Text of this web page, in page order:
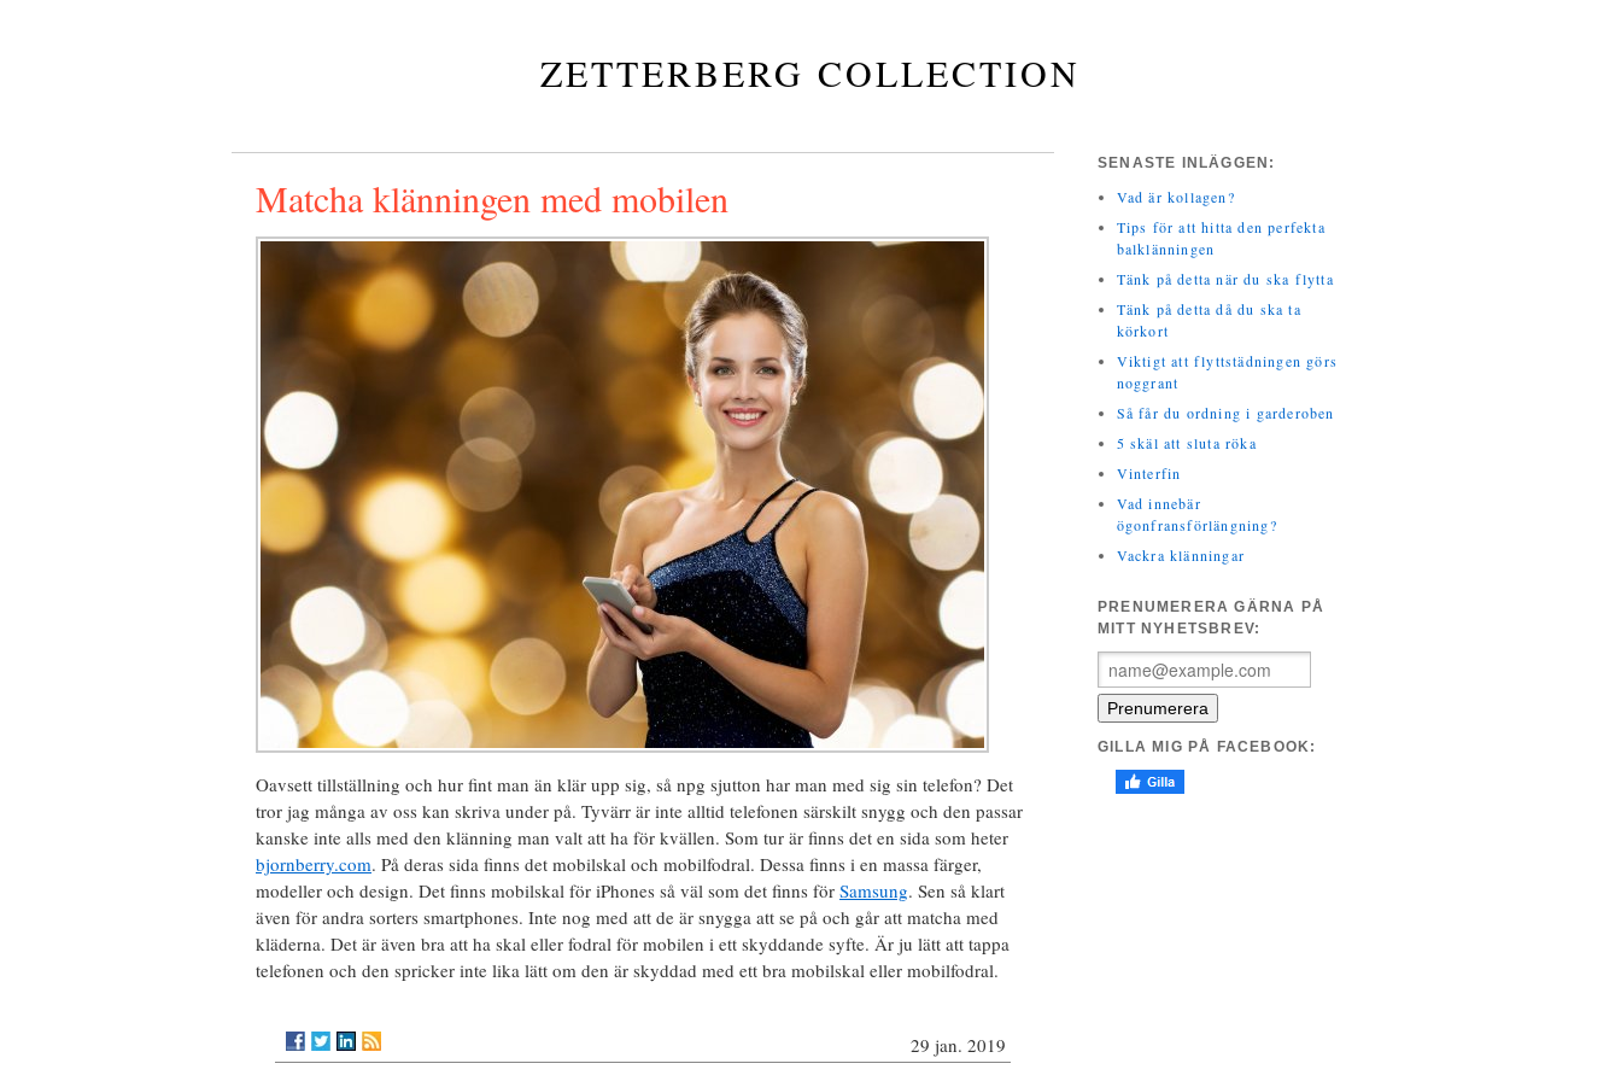
ZETTERBERG COLLECTION
Matcha klänningen med mobilen
Oavsett tillställning och hur fint man än klär upp sig, så npg sjutton har man med sig sin telefon? Det
tror jag många av oss kan skriva under på. Tyvärr är inte alltid telefonen särskilt snygg och den passar
kanske inte alls med den klänning man valt att ha för kvällen. Som tur är finns det en sida som heter
bjornberry.com. På deras sida finns det mobilskal och mobilfodral. Dessa finns i en massa färger,
modeller och design. Det finns mobilskal för iPhones så väl som det finns för Samsung. Sen så klart
även för andra sorters smartphones. Inte nog med att de är snygga att se på och går att matcha med
kläderna. Det är även bra att ha skal eller fodral för mobilen i ett skyddande syfte. Är ju lätt att tappa
telefonen och den spricker inte lika lätt om den är skyddad med ett bra mobilskal eller mobilfodral.
29 jan. 2019
SENASTE INLÄGGEN:
Vad är kollagen?
Tips för att hitta den perfekta
balklänningen
Tänk på detta när du ska flytta
Tänk på detta då du ska ta
körkort
Viktigt att flyttstädningen görs
noggrant
Så får du ordning i garderoben
5 skäl att sluta röka
Vinterfin
Vad innebär
ögonfransförlängning?
Vackra klänningar
PRENUMERERA GÄRNA PÅ
MITT NYHETSBREV:
GILLA MIG PÅ FACEBOOK: